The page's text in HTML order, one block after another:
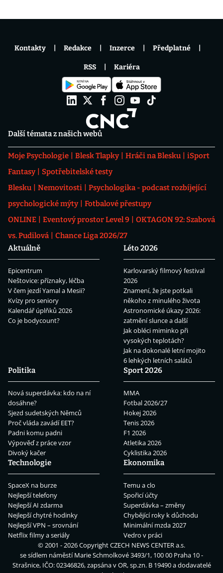
Další témata z našich webů
Moje Psychologie Blesk Tlapky Hráči na Blesku
iSport
Fantasy
Spotřebitelské testy
Blesku
Nemovitosti
Psychologika - podcast rozbíjející
psychologické mýty
Fotbalové přestupy
ONLINE
Eventový prostor Level 9
OKTAGON 92: Szabová
vs. Pudilová
Chance Liga 2026/27
Aktuálně
Epicentrum
Neštovice: příznaky, léčba
V čem jezdí Yamal a Mesii?
Kvízy pro seniory
Kalendář úplňků 2026
Co je bodycount?
Léto 2026
Karlovarský filmový festival
2026
Znamení, že jste potkali
někoho z minulého života
Astronomické úkazy 2026:
zatmění slunce a další
Jak obléci miminko při
vysokých teplotách?
Jak na dokonalé letní mojito
6 lehkých letních salátů
Politika
Nová superdávka: kdo na ní
dosáhne?
Sjezd sudetských Němců
Proč vláda zavádí EET?
Padni komu padni
Výpověď z práce vzor
Divoký kačer
Sport 2026
MMA
Fotbal 2026/27
Hokej 2026
Tenis 2026
F1 2026
Atletika 2026
Cyklistika 2026
Technologie
SpaceX na burze
Nejlepší telefony
Nejlepší AI zdarma
Nejlepší chytré hodinky
Nejlepší VPN – srovnání
Netflix filmy a seriály
Ekonomika
Temu a clo
Spořicí účty
Superdávka – změny
Chybějící roky k důchodu
Minimální mzda 2027
Vedro v práci
Kontakty Redakce Inzerce Předplatné
RSS Kariéra
© 2001 - 2026 CopyrightCZECH NEWS CENTER a.s.
se sídlem náměstí Marie Schmolkové 3493/1, 100 00 Praha 10 -
Strašnice, IČO: 02346826, zapsána v OR, sp.zn. B 19490 a dodavatelé